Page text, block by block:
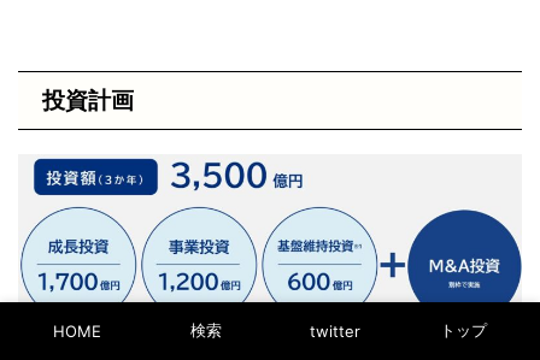
投資計画
HOME 検索 twitter トップ